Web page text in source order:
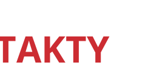
Místo:
Jazyk: čeština